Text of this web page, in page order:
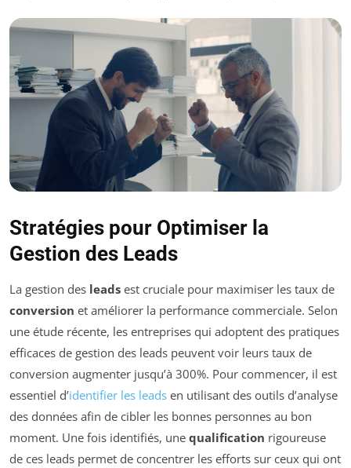
Stratégies pour Optimiser la
Gestion des Leads
La gestion des leads est cruciale pour maximiser les taux de
conversion et améliorer la performance commerciale. Selon
une étude récente, les entreprises qui adoptent des pratiques
efficaces de gestion des leads peuvent voir leurs taux de
conversion augmenter jusqu’à 300%. Pour commencer, il est
essentiel d’identifier les leads en utilisant des outils d’analyse
des données afin de cibler les bonnes personnes au bon
moment. Une fois identifiés, une qualification rigoureuse
de ces leads permet de concentrer les efforts sur ceux qui ont